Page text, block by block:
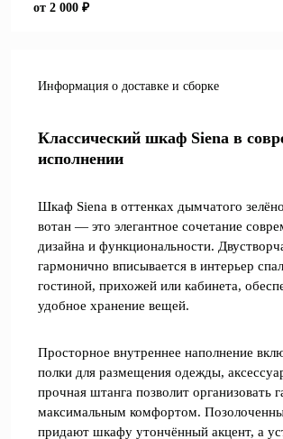
от 2 000 ₽
Информация о доставке и сборке
Классический шкаф Siena в
исполнении
Шкаф Siena в оттенках дымчатого
вотан — это элегантное сочетание
дизайна и функциональности.
гармонично вписывается в интерьер
гостиной, прихожей или кабинета,
удобное хранение вещей.
Просторное внутреннее наполнение
полки для размещения одежды,
прочная штанга позволит организовать
максимальным комфортом.
придают шкафу утончённый акцент, а